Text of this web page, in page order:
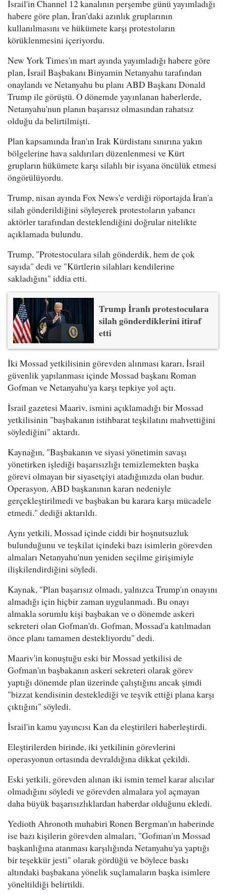
İsrail'in Channel 12 kanalının perşembe günü yayımladığı
habere göre plan, İran'daki azınlık gruplarının
kullanılmasını ve hükümete karşı protestoların
körüklenmesini içeriyordu.
New York Times'ın mart ayında yayımladığı habere göre
plan, İsrail Başbakanı Binyamin Netanyahu tarafından
onaylandı ve Netanyahu bu planı ABD Başkanı Donald
Trump ile görüştü. O dönemde yayınlanan haberlerde,
Netanyahu'nun planın başarısız olmasından rahatsız
olduğu da belirtilmişti.
Plan kapsamında İran'ın Irak Kürdistanı sınırına yakın
bölgelerine hava saldırıları düzenlenmesi ve Kürt
grupların hükümete karşı silahlı bir isyana öncülük etmesi
öngörülüyordu.
Trump, nisan ayında Fox News'e verdiği röportajda İran'a
silah gönderildiğini söyleyerek protestoların yabancı
aktörler tarafından desteklendiğini doğrular nitelikte
açıklamada bulundu.
Trump, "Protestoculara silah gönderdik, hem de çok
sayıda" dedi ve "Kürtlerin silahları kendilerine
sakladığını" iddia etti.
Trump İranlı protestoculara
silah gönderdiklerini itiraf
etti
İki Mossad yetkilisinin görevden alınması kararı, İsrail
güvenlik yapılanması içinde Mossad başkanı Roman
Gofman ve Netanyahu'ya karşı tepkiye yol açtı.
İsrail gazetesi Maariv, ismini açıklamadığı bir Mossad
yetkilisinin "başbakanın istihbarat teşkilatını mahvettiğini
söylediğini" aktardı.
Kaynağın, "Başbakanın ve siyasi yönetimin savaşı
yönetirken işlediği başarısızlığı temizlemekten başka
görevi olmayan bir siyasetçiyi atadığınızda olan budur.
Operasyon, ABD başkanının kararı nedeniyle
gerçekleştirilmedi ve başbakan bu karara karşı mücadele
etmedi." dediği aktarıldı.
Aynı yetkili, Mossad içinde ciddi bir hoşnutsuzluk
bulunduğunu ve teşkilat içindeki bazı isimlerin görevden
almaları Netanyahu'nun yeniden seçilme girişimiyle
ilişkilendirdiğini söyledi.
Kaynak, "Plan başarısız olmadı, yalnızca Trump'ın onayını
almadığı için hiçbir zaman uygulanmadı. Bu onayı
almakla sorumlu kişi başbakan ve o dönemde askeri
sekreteri olan Gofman'dı. Gofman, Mossad'a katılmadan
önce planı tamamen destekliyordu" dedi.
Maariv'in konuştuğu eski bir Mossad yetkilisi de
Gofman'ın başbakanın askeri sekreteri olarak görev
yaptığı dönemde plan üzerinde çalıştığını ancak şimdi
"bizzat kendisinin desteklediği ve teşvik ettiği plana karşı
çıktığını" söyledi.
İsrail'in kamu yayıncısı Kan da eleştirileri haberleştirdi.
Eleştirilerden birinde, iki yetkilinin görevlerini
operasyonun ortasında devraldığına dikkat çekildi.
Eski yetkili, görevden alınan iki ismin temel karar alıcılar
olmadığını söyledi ve görevden almalara yol açmayan
daha büyük başarısızlıklardan haberdar olduğunu ekledi.
Yedioth Ahronoth muhabiri Ronen Bergman'ın haberinde
ise bazı kişilerin görevden almaları, "Gofman'ın Mossad
başkanlığına atanması karşılığında Netanyahu'ya yaptığı
bir teşekkür jesti" olarak gördüğü ve böylece baskı
altındaki başbakana yönelik suçlamaların başka isimlere
yöneltildiği belirtildi.